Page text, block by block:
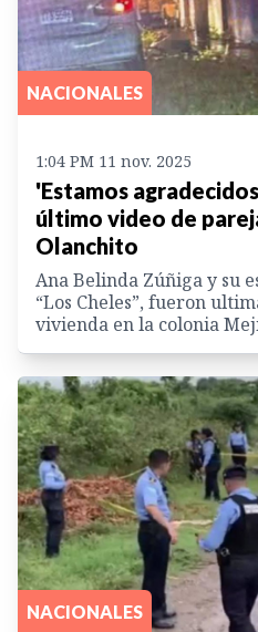
NACIONALES
1:04 PM 11 nov. 2025
'Estamos
último video de
Olanchito
Ana Belinda Zúñiga y su
“Los Cheles”, fueron
vivienda en la colonia
NACIONALES